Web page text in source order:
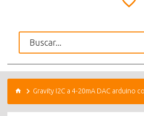
Gravity I2C a 4-20mA DAC arduino